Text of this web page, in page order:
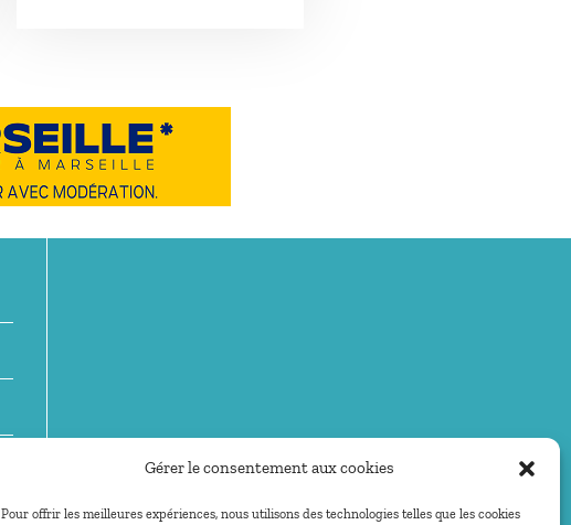
Gérer le consentement aux cookies
Pour offrir les meilleures expériences, nous utilisons des technologies telles que les cookies